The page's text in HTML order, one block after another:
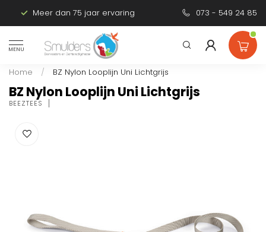
Meer dan 75 jaar ervaring Persoonlijk
073 - 549 24 85
MENU
Home / BZ Nylon Looplijn Uni Lichtgrijs
BZ Nylon Looplijn Uni Lichtgrijs
BEEZTEES